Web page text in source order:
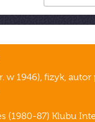
w 1946), fizyk,
(1980-87) Klubu